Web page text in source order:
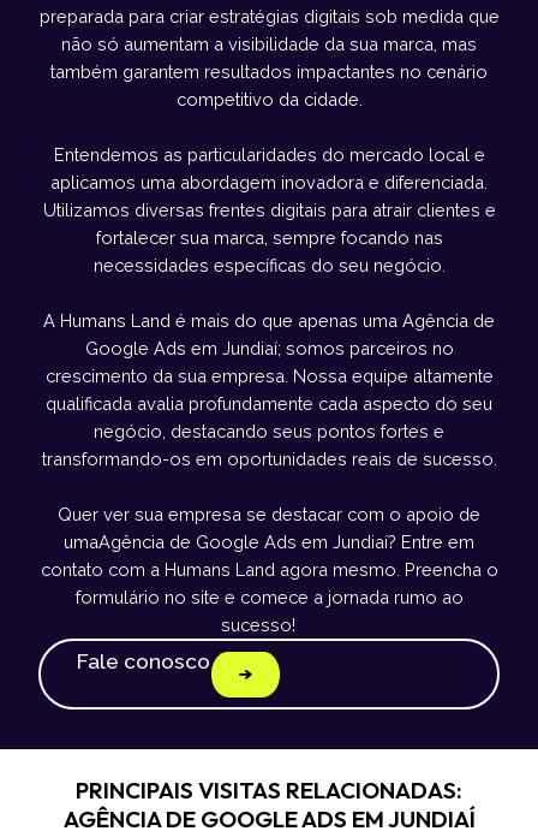
preparada para criar estratégias digitais sob medida que
não só aumentam a visibilidade da sua marca, mas
também garantem resultados impactantes no cenário
competitivo da cidade.
Entendemos as particularidades do mercado local e
aplicamos uma abordagem inovadora e diferenciada.
Utilizamos diversas frentes digitais para atrair clientes e
fortalecer sua marca, sempre focando nas
necessidades específicas do seu negócio.
A Humans Land é mais do que apenas uma Agência de
Google Ads em Jundiaí; somos parceiros no
crescimento da sua empresa. Nossa equipe altamente
qualificada avalia profundamente cada aspecto do seu
negócio, destacando seus pontos fortes e
transformando-os em oportunidades reais de sucesso.
Quer ver sua empresa se destacar com o apoio de
umaAgência de Google Ads em Jundiaí? Entre em
contato com a Humans Land agora mesmo. Preencha o
formulário no site e comece a jornada rumo ao
sucesso!
Fale conosco
PRINCIPAIS VISITAS RELACIONADAS:
AGÊNCIA DE GOOGLE ADS EM JUNDIAÍ